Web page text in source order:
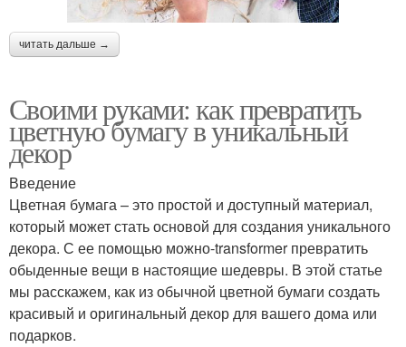
читать дальше →
Своими руками: как превратить
цветную бумагу в уникальный
декор
Введение
Цветная бумага – это простой и доступный материал,
который может стать основой для создания уникального
декора. С ее помощью можно-transformer превратить
обыденные вещи в настоящие шедевры. В этой статье
мы расскажем, как из обычной цветной бумаги создать
красивый и оригинальный декор для вашего дома или
подарков.